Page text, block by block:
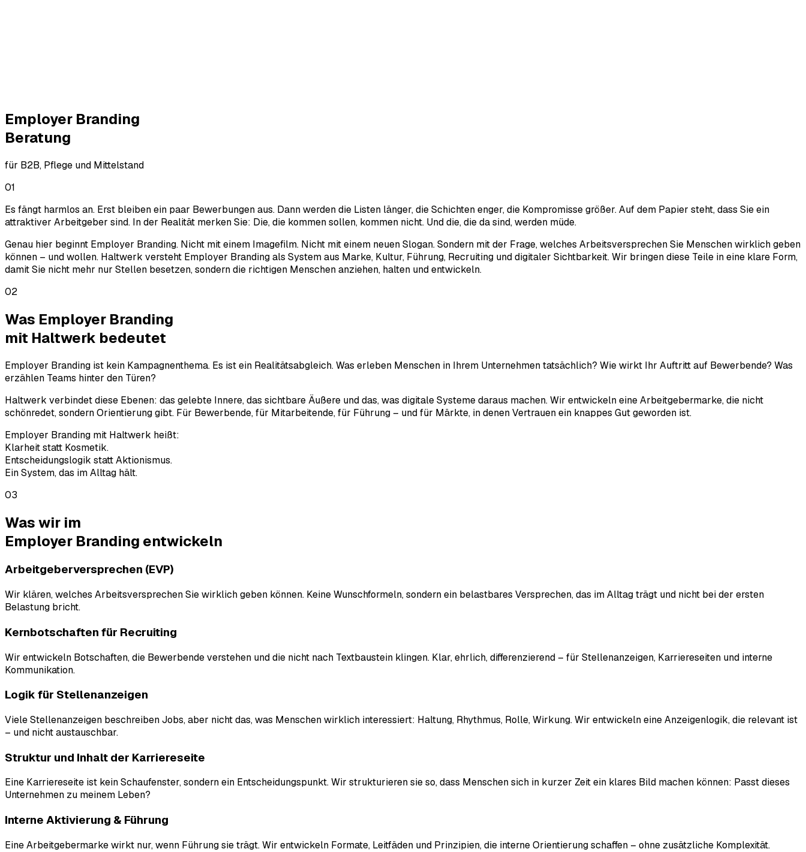
Employer Branding
Beratung
für B2B, Pflege und Mittelstand
01
Es fängt harmlos an. Erst bleiben ein paar Bewerbungen aus. Dann werden die Listen länger, die Schichten enger, die Kompromisse größer. Auf dem Papier steht, dass Sie ein
attraktiver Arbeitgeber sind. In der Realität merken Sie: Die, die kommen sollen, kommen nicht. Und die, die da sind, werden müde.
Genau hier beginnt Employer Branding. Nicht mit einem Imagefilm. Nicht mit einem neuen Slogan. Sondern mit der Frage, welches Arbeitsversprechen Sie Menschen wirklich geben
können – und wollen. Haltwerk versteht Employer Branding als System aus Marke, Kultur, Führung, Recruiting und digitaler Sichtbarkeit. Wir bringen diese Teile in eine klare Form,
damit Sie nicht mehr nur Stellen besetzen, sondern die richtigen Menschen anziehen, halten und entwickeln.
02
Was Employer Branding
mit Haltwerk bedeutet
Employer Branding ist kein Kampagnenthema. Es ist ein Realitätsabgleich. Was erleben Menschen in Ihrem Unternehmen tatsächlich? Wie wirkt Ihr Auftritt auf Bewerbende? Was
erzählen Teams hinter den Türen?
Haltwerk verbindet diese Ebenen: das gelebte Innere, das sichtbare Äußere und das, was digitale Systeme daraus machen. Wir entwickeln eine Arbeitgebermarke, die nicht
schönredet, sondern Orientierung gibt. Für Bewerbende, für Mitarbeitende, für Führung – und für Märkte, in denen Vertrauen ein knappes Gut geworden ist.
Employer Branding mit Haltwerk heißt:
Klarheit statt Kosmetik.
Entscheidungslogik statt Aktionismus.
Ein System, das im Alltag hält.
03
Was wir im
Employer Branding entwickeln
Arbeitgeberversprechen (EVP)
Wir klären, welches Arbeitsversprechen Sie wirklich geben können. Keine Wunschformeln, sondern ein belastbares Versprechen, das im Alltag trägt und nicht bei der ersten
Belastung bricht.
Kernbotschaften für Recruiting
Wir entwickeln Botschaften, die Bewerbende verstehen und die nicht nach Textbaustein klingen. Klar, ehrlich, differenzierend – für Stellenanzeigen, Karriereseiten und interne
Kommunikation.
Logik für Stellenanzeigen
Viele Stellenanzeigen beschreiben Jobs, aber nicht das, was Menschen wirklich interessiert: Haltung, Rhythmus, Rolle, Wirkung. Wir entwickeln eine Anzeigenlogik, die relevant ist
– und nicht austauschbar.
Struktur und Inhalt der Karriereseite
Eine Karriereseite ist kein Schaufenster, sondern ein Entscheidungspunkt. Wir strukturieren sie so, dass Menschen sich in kurzer Zeit ein klares Bild machen können: Passt dieses
Unternehmen zu meinem Leben?
Interne Aktivierung & Führung
Eine Arbeitgebermarke wirkt nur, wenn Führung sie trägt. Wir entwickeln Formate, Leitfäden und Prinzipien, die interne Orientierung schaffen – ohne zusätzliche Komplexität.